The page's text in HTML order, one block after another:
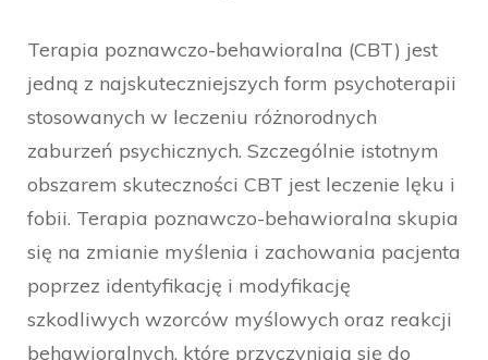
Terapia poznawczo-behawioralna (CBT) jest
jedną z najskuteczniejszych form psychoterapii
stosowanych w leczeniu różnorodnych
zaburzeń psychicznych. Szczególnie istotnym
obszarem skuteczności CBT jest leczenie lęku i
fobii. Terapia poznawczo-behawioralna skupia
się na zmianie myślenia i zachowania pacjenta
poprzez identyfikację i modyfikację
szkodliwych wzorców myślowych oraz reakcji
behawioralnych, które przyczyniają się do